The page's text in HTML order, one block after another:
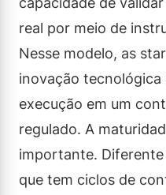
real por meio de
Nesse modelo, as
inovação tecnológica
execução em um
regulado. A
importante.
que tem ciclos de